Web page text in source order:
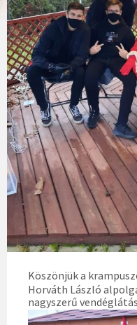
Köszönjük a
Horváth László
nagyszerű